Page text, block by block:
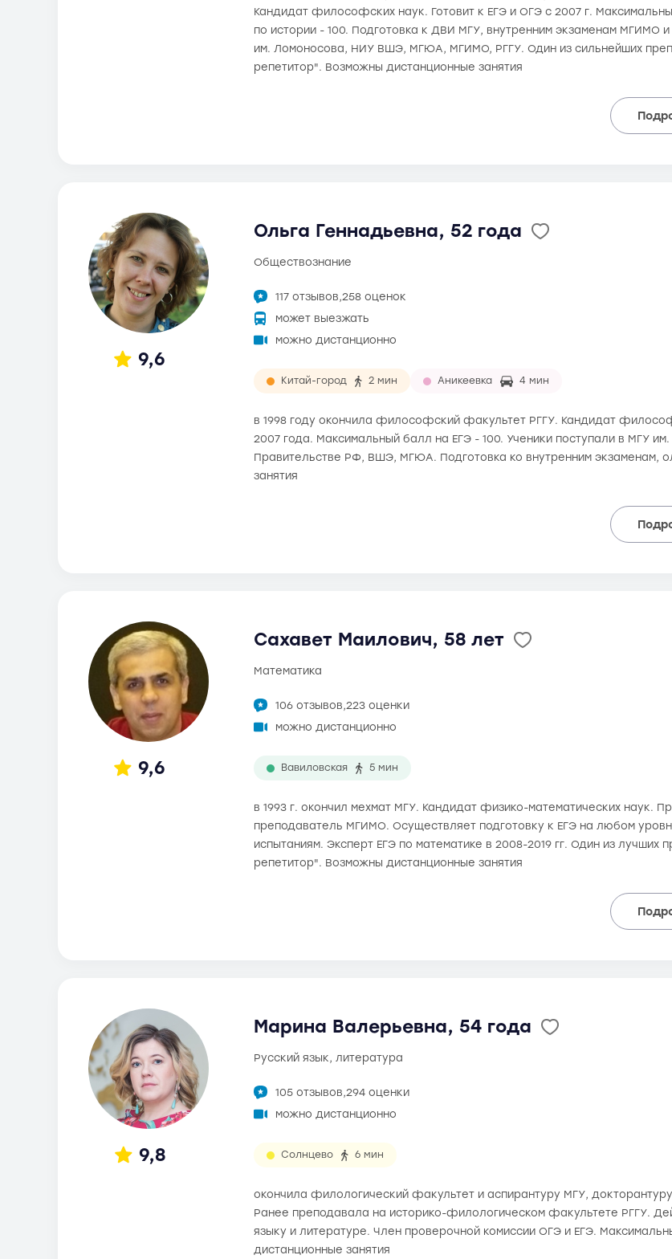
Кандидат философских наук. Готовит к ЕГЭ и ОГЭ с 2007 г.
по истории - 100. Подготовка к ДВИ МГУ, внутренним экзаменам МГИМО
им. Ломоносова, НИУ ВШЭ, МГЮА, МГИМО, РГГУ. Один из сильнейших
репетитор". Возможны дистанционные занятия
9,6
Ольга Геннадьевна, 52 года
обществознание
117 отзывов,258 оценок
может выезжать
можно дистанционно
Китай-город 2 мин Аникеевка 4 мин
в 1998 году окончила философский факультет РГГУ. Кандидат
2007 года. Максимальный балл на ЕГЭ - 100. Ученики поступали в МГУ
Правительстве РФ, ВШЭ, МГЮА. Подготовка ко внутренним экзаменам,
занятия
9,6
Сахавет Маилович, 58 лет
математика
106 отзывов,223 оценки
можно дистанционно
Вавиловская 5 мин
в 1993 г. окончил мехмат МГУ. Кандидат физико-математических наук.
преподаватель МГИМО. Осуществляет подготовку к ЕГЭ на любом
испытаниям. Эксперт ЕГЭ по математике в 2008-2019 гг. Один из лучших
репетитор". Возможны дистанционные занятия
9,8
Марина Валерьевна, 54 года
русский язык, литература
105 отзывов,294 оценки
можно дистанционно
Солнцево 6 мин
окончила филологический факультет и аспирантуру МГУ,
Ранее преподавала на историко-филологическом факультете РГГУ.
языку и литературе. Член проверочной комиссии ОГЭ и ЕГЭ.
дистанционные занятия